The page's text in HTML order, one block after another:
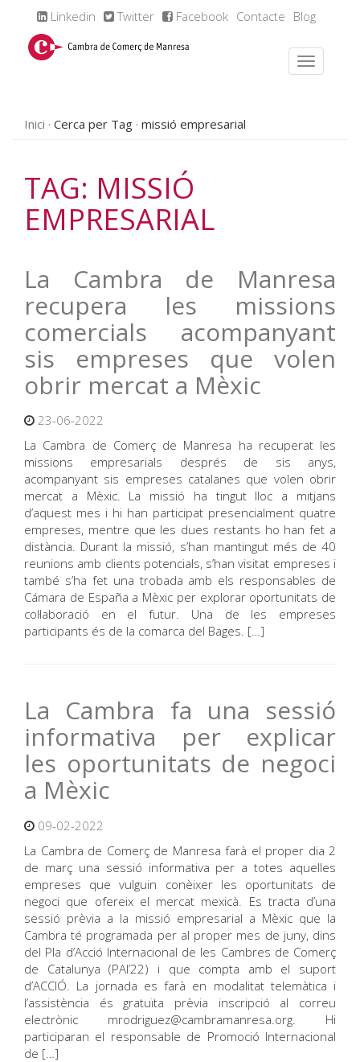
Linkedin Twitter Facebook Contacte Blog
Inici Cerca per Tag missió empresarial
TAG: MISSIÓ
EMPRESARIAL
La Cambra de Manresa
recupera les missions
comercials acompanyant
sis empreses que volen
obrir mercat a Mèxic
23-06-2022
La Cambra de Comerç de Manresa ha recuperat les
missions empresarials després de sis anys,
acompanyant sis empreses catalanes que volen obrir
mercat a Mèxic. La missió ha tingut lloc a mitjans
d’aquest mes i hi han participat presencialment quatre
empreses, mentre que les dues restants ho han fet a
distància. Durant la missió, s’han mantingut més de 40
reunions amb clients potencials, s’han visitat empreses i
també s’ha fet una trobada amb els responsables de
Cámara de España a Mèxic per explorar oportunitats de
col·laboració en el futur. Una de les empreses
participants és de la comarca del Bages. […]
La Cambra fa una sessió
informativa per explicar
les oportunitats de negoci
a Mèxic
09-02-2022
La Cambra de Comerç de Manresa farà el proper dia 2
de març una sessió informativa per a totes aquelles
empreses que vulguin conèixer les oportunitats de
negoci que ofereix el mercat mexicà. Es tracta d’una
sessió prèvia a la missió empresarial a Mèxic que la
Cambra té programada per al proper mes de juny, dins
del Pla d’Acció Internacional de les Cambres de Comerç
de Catalunya (PAI’22) i que compta amb el suport
d’ACCIÓ. La jornada es farà en modalitat telemàtica i
l’assistència és gratuïta prèvia inscripció al correu
electrònic mrodriguez@cambramanresa.org. Hi
participaran el responsable de Promoció Internacional
de […]